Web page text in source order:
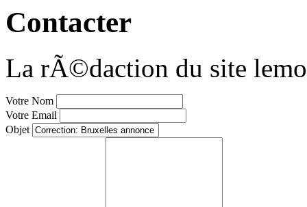
Contacter
La rÃ©daction du site
Votre Nom
Votre Email
Objet